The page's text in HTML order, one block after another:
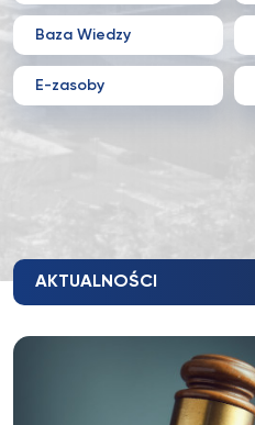
Baza Wiedzy
E-zasoby
AKTUALNOŚCI